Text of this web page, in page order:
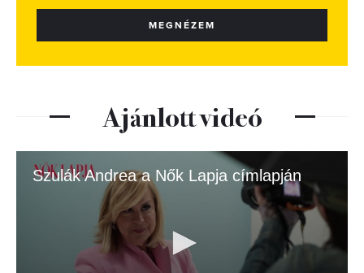
MEGNÉZEM
Ajánlott videó
Szulák Andrea a Nők Lapja címlapján